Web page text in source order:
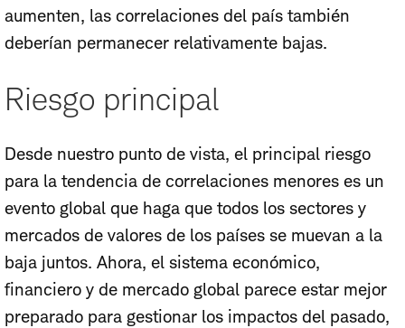
aumenten, las correlaciones del país también
deberían permanecer relativamente bajas.
Riesgo principal
Desde nuestro punto de vista, el principal riesgo
para la tendencia de correlaciones menores es un
evento global que haga que todos los sectores y
mercados de valores de los países se muevan a la
baja juntos. Ahora, el sistema económico,
financiero y de mercado global parece estar mejor
preparado para gestionar los impactos del pasado,